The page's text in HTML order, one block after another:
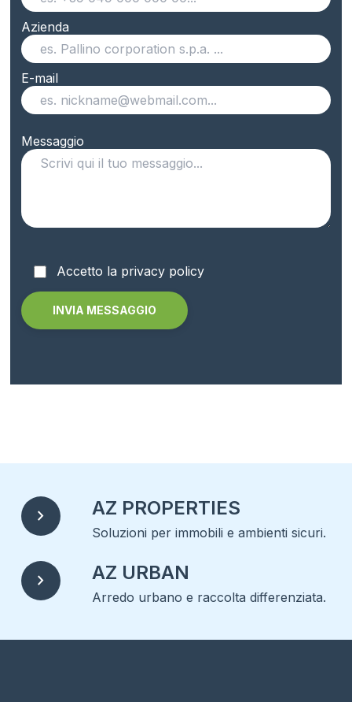
Azienda
E-mail
Messaggio
Accetto la privacy policy
chevron_right AZ PROPERTIES
Soluzioni per immobili e ambienti sicuri.
chevron_right AZ URBAN
Arredo urbano e raccolta differenziata.